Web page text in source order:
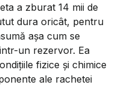
a zburat 14 mii de
dura oricât, pentru
așa cum se
un rezervor. Ea
fizice și chimice
ale rachetei